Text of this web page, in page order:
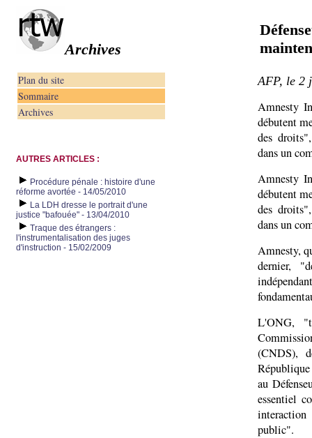
Archives
Plan du site
Sommaire
Archives
AUTRES ARTICLES :
Procédure pénale : histoire d'une
réforme avortée - 14/05/2010
La LDH dresse le portrait d'une
justice "bafouée" - 13/04/2010
Traque des étrangers :
l'instrumentalisation des juges
d'instruction - 15/02/2009
AFP, le 2
Amnesty
débutent
des
dans un
Amnesty
débutent
des
dans un
Amnesty,
dernier,
L'ONG,
(CNDS),
au
essentiel
public".